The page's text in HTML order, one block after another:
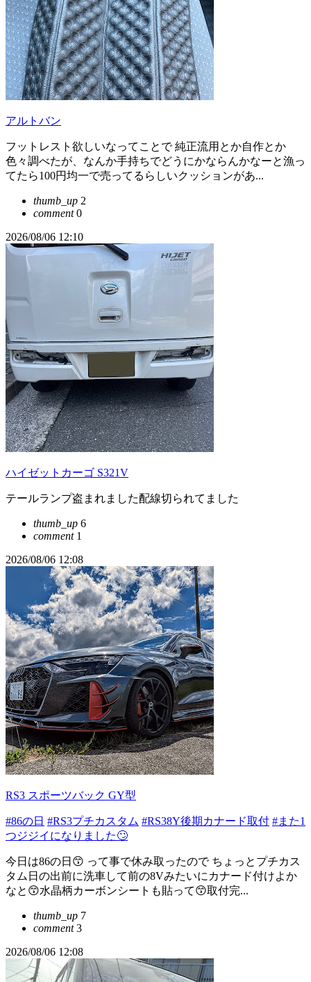
アルトバン
フットレスト欲しいなってことで 純正流用とか自作とか
色々調べたが、なんか手持ちでどうにかならんかなーと漁っ
てたら100円均一で売ってるらしいクッションがあ...
thumb_up 2
comment0
2026/08/06 12:10
ハイゼットカーゴ S321V
テールランプ盗まれました配線切られてました
thumb_up 6
comment1
2026/08/06 12:08
RS3 スポーツバック GY型
#86の日 #RS3プチカスタム #RS38Y後期カナード取付 #また1
つジジイになりました🙄
今日は86の日😙 って事で休み取ったので ちょっとプチカス
タム日の出前に洗車して前の8Vみたいにカナード付けよか
なと😙水晶柄カーボンシートも貼って😙取付完...
thumb_up 7
comment3
2026/08/06 12:08